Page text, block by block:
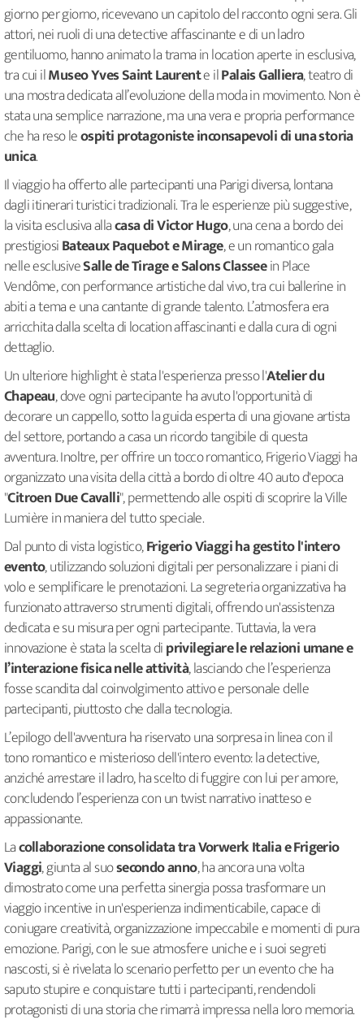
giorno per giorno, ricevevano un capitolo del racconto ogni sera. Gli
attori, nei ruoli di una detective affascinante e di un ladro
gentiluomo, hanno animato la trama in location aperte in esclusiva,
tra cui ilMuseo Yves Saint Laurente ilPalais Galliera, teatro di
una mostra dedicata all’evoluzione della moda in movimento. Non è
stata una semplice narrazione, ma una vera e propria performance
che ha reso leospiti protagoniste inconsapevoli di una storia
unica.
Il viaggio ha offerto alle partecipanti una Parigi diversa, lontana
dagli itinerari turistici tradizionali. Tra le esperienze più suggestive,
la visita esclusiva allacasa di Victor Hugo, una cena a bordo dei
prestigiosiBateaux Paquebot e Mirage, e un romantico gala
nelle esclusiveSalle de Tirage e Salons Classeein Place
Vendôme, con performance artistiche dal vivo, tra cui ballerine in
abiti a tema e una cantante di grande talento. L’atmosfera era
arricchita dalla scelta di location affascinanti e dalla cura di ogni
dettaglio.
Un ulteriore highlight è stata l'esperienza presso l'Atelier du
Chapeau, dove ogni partecipante ha avuto l'opportunità di
decorare un cappello, sotto la guida esperta di una giovane artista
del settore, portando a casa un ricordo tangibile di questa
avventura. Inoltre, per offrire un tocco romantico, Frigerio Viaggi ha
organizzato una visita della città a bordo di oltre 40 auto d'epoca
"Citroen Due Cavalli", permettendo alle ospiti di scoprire la Ville
Lumière in maniera del tutto speciale.
Dal punto di vista logistico,Frigerio Viaggi ha gestito l'intero
evento, utilizzando soluzioni digitali per personalizzare i piani di
volo e semplificare le prenotazioni. La segreteria organizzativa ha
funzionato attraverso strumenti digitali, offrendo un'assistenza
dedicata e su misura per ogni partecipante. Tuttavia, la vera
innovazione è stata la scelta diprivilegiare le relazioni umane e
l’interazione fisica nelle attività, lasciando che l’esperienza
fosse scandita dal coinvolgimento attivo e personale delle
partecipanti, piuttosto che dalla tecnologia.
L’epilogo dell'avventura ha riservato una sorpresa in linea con il
tono romantico e misterioso dell'intero evento: la detective,
anziché arrestare il ladro, ha scelto di fuggire con lui per amore,
concludendo l’esperienza con un twist narrativo inatteso e
appassionante.
Lacollaborazione consolidata tra Vorwerk Italia e Frigerio
Viaggi, giunta al suosecondo anno, ha ancora una volta
dimostrato come una perfetta sinergia possa trasformare un
viaggio incentive in un'esperienza indimenticabile, capace di
coniugare creatività, organizzazione impeccabile e momenti di pura
emozione. Parigi, con le sue atmosfere uniche e i suoi segreti
nascosti, si è rivelata lo scenario perfetto per un evento che ha
saputo stupire e conquistare tutti i partecipanti, rendendoli
protagonisti di una storia che rimarrà impressa nella loro memoria.